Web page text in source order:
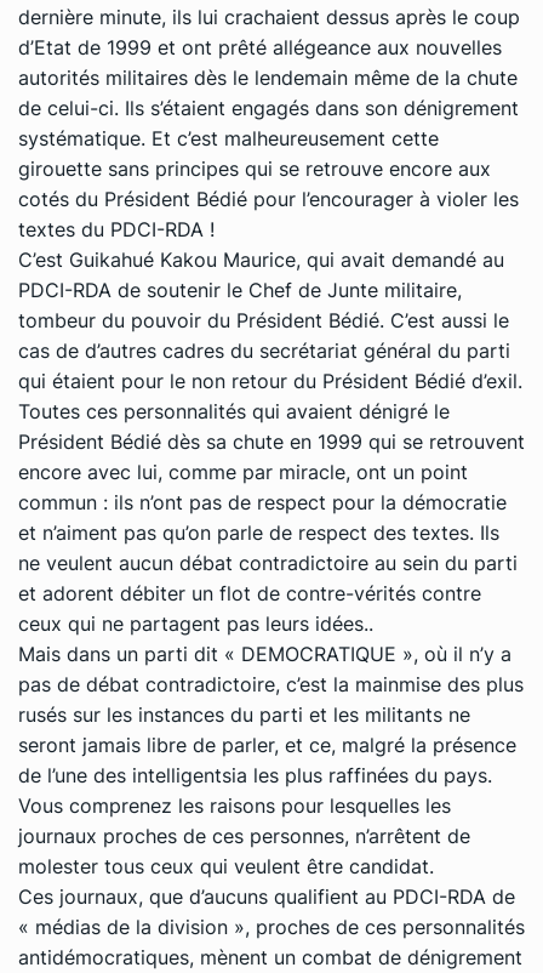
dernière minute, ils lui crachaient dessus après le coup
d’Etat de 1999 et ont prêté allégeance aux nouvelles
autorités militaires dès le lendemain même de la chute
de celui-ci. Ils s’étaient engagés dans son dénigrement
systématique. Et c’est malheureusement cette
girouette sans principes qui se retrouve encore aux
cotés du Président Bédié pour l’encourager à violer les
textes du PDCI-RDA !
C’est Guikahué Kakou Maurice, qui avait demandé au
PDCI-RDA de soutenir le Chef de Junte militaire,
tombeur du pouvoir du Président Bédié. C’est aussi le
cas de d’autres cadres du secrétariat général du parti
qui étaient pour le non retour du Président Bédié d’exil.
Toutes ces personnalités qui avaient dénigré le
Président Bédié dès sa chute en 1999 qui se retrouvent
encore avec lui, comme par miracle, ont un point
commun : ils n’ont pas de respect pour la démocratie
et n’aiment pas qu’on parle de respect des textes. Ils
ne veulent aucun débat contradictoire au sein du parti
et adorent débiter un flot de contre-vérités contre
ceux qui ne partagent pas leurs idées..
Mais dans un parti dit « DEMOCRATIQUE », où il n’y a
pas de débat contradictoire, c’est la mainmise des plus
rusés sur les instances du parti et les militants ne
seront jamais libre de parler, et ce, malgré la présence
de l’une des intelligentsia les plus raffinées du pays.
Vous comprenez les raisons pour lesquelles les
journaux proches de ces personnes, n’arrêtent de
molester tous ceux qui veulent être candidat.
Ces journaux, que d’aucuns qualifient au PDCI-RDA de
« médias de la division », proches de ces personnalités
antidémocratiques, mènent un combat de dénigrement